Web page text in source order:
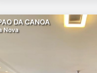
DA CANOA
Nova